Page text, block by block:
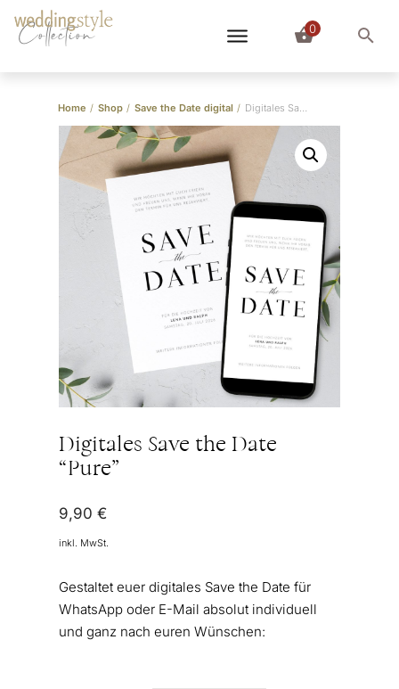
Collection 0
Home / Shop / Save the Date digital / Digitales Save the Date “Pure”
Digitales Save the Date
“Pure”
9,90 €
inkl. MwSt.
Gestaltet euer digitales Save the Date für
WhatsApp oder E-Mail absolut individuell
und ganz nach euren Wünschen: